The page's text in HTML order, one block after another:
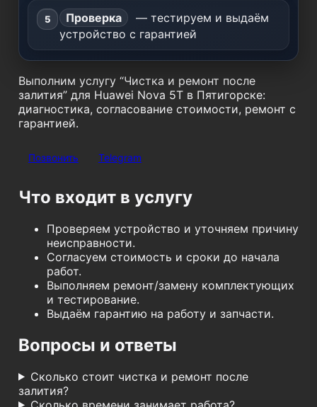
Проверка
— тестируем и выдаём
устройство с гарантией
Выполним услугу “Чистка и ремонт после
залития” для Huawei Nova 5T в Пятигорске:
диагностика, согласование стоимости, ремонт с
гарантией.
Позвонить Telegram
Что входит в услугу
Проверяем устройство и уточняем причину
неисправности.
Согласуем стоимость и сроки до начала
работ.
Выполняем ремонт/замену комплектующих
и тестирование.
Выдаём гарантию на работу и запчасти.
Вопросы и ответы
Сколько стоит чистка и ремонт после
залития?